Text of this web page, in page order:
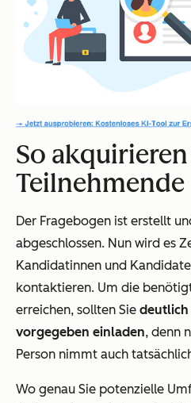
So akquirieren
Teilnehmende
Der Fragebogen ist erstellt
abgeschlossen. Nun wird es
Kandidatinnen und
kontaktieren. Um die
erreichen, sollten Sie deutlich
vorgegeben einladen, denn
Person nimmt auch
Wo genau Sie potenzielle